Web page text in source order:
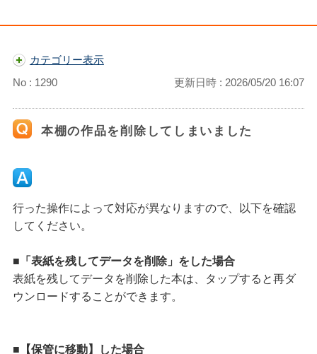
カテゴリー表示
No : 1290
更新日時 : 2026/05/20 16:07
本棚の作品を削除してしまいました
行った操作によって対応が異なりますので、以下を確認
してください。
■「表紙を残してデータを削除」をした場合
表紙を残してデータを削除した本は、タップすると再ダ
ウンロードすることができます。
■【保管に移動】した場合